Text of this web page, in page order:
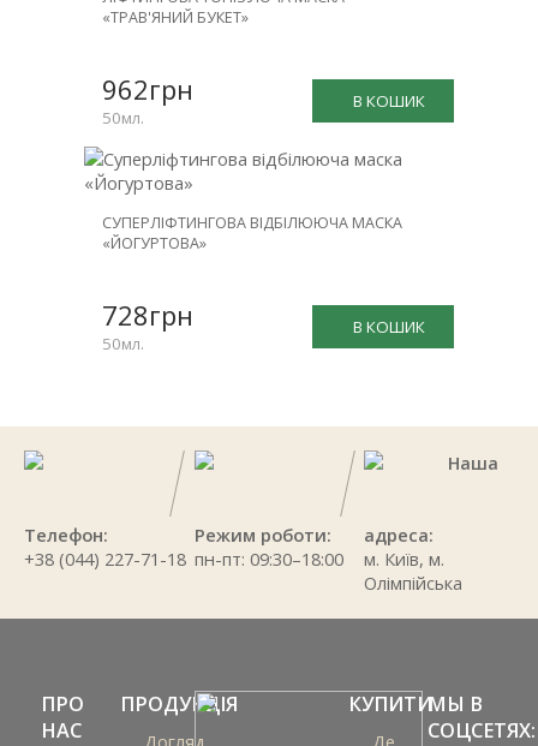
«ТРАВ'ЯНИЙ БУКЕТ»
В КОШИК
962грн
50мл.
СУПЕРЛІФТИНГОВА ВІДБІЛЮЮЧА МАСКА
«ЙОГУРТОВА»
В КОШИК
728грн
50мл.
Телефон:
+38 (044) 227-71-18
Режим роботи:
пн-пт: 09:30–18:00
Наша
адреса:
м. Київ, м.
Олімпійська
ПРО
НАС
ПРОДУКЦІЯ КУПИТИМЫ В
СОЦСЕТЯХ: